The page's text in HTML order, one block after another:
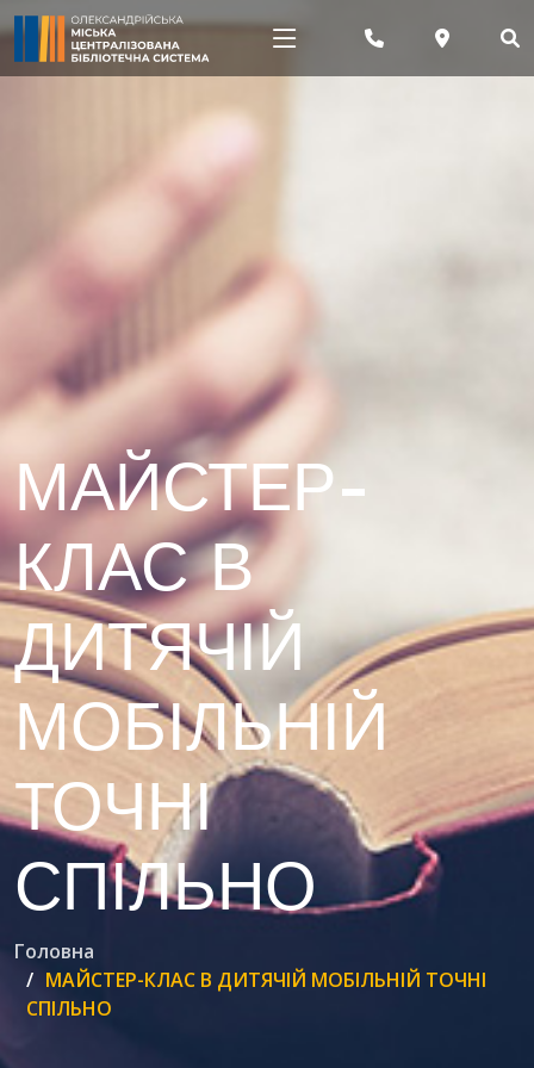
МАЙСТЕР-
КЛАС В
ДИТЯЧІЙ
МОБІЛЬНІЙ
ТОЧНІ
СПІЛЬНО
Головна
МАЙСТЕР-КЛАС В ДИТЯЧІЙ МОБІЛЬНІЙ ТОЧНІ
СПІЛЬНО